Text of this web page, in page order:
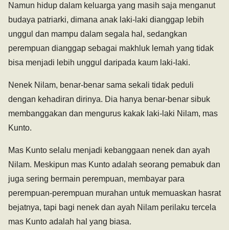
Namun hidup dalam keluarga yang masih saja menganut
budaya patriarki, dimana anak laki-laki dianggap lebih
unggul dan mampu dalam segala hal, sedangkan
perempuan dianggap sebagai makhluk lemah yang tidak
bisa menjadi lebih unggul daripada kaum laki-laki.
Nenek Nilam, benar-benar sama sekali tidak peduli
dengan kehadiran dirinya. Dia hanya benar-benar sibuk
membanggakan dan mengurus kakak laki-laki Nilam, mas
Kunto.
Mas Kunto selalu menjadi kebanggaan nenek dan ayah
Nilam. Meskipun mas Kunto adalah seorang pemabuk dan
juga sering bermain perempuan, membayar para
perempuan-perempuan murahan untuk memuaskan hasrat
bejatnya, tapi bagi nenek dan ayah Nilam perilaku tercela
mas Kunto adalah hal yang biasa.